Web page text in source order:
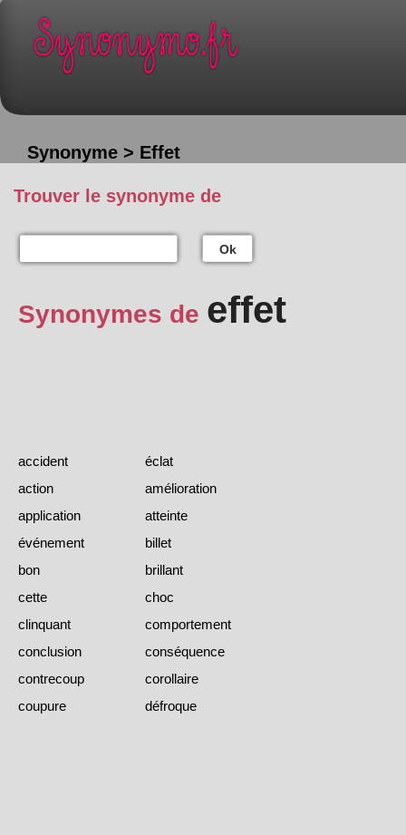
Synonyme > Effet
Trouver le synonyme de
Ok
Synonymes de effet
accident
éclat
action
amélioration
application
atteinte
événement
billet
bon
brillant
cette
choc
clinquant
comportement
conclusion
conséquence
contrecoup
corollaire
coupure
défroque